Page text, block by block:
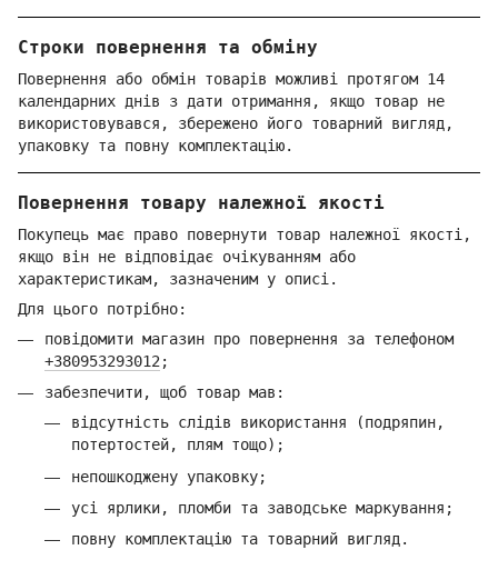
Строки повернення та обміну
Повернення або обмін товарів можливі протягом 14
календарних днів з дати отримання, якщо товар не
використовувався, збережено його товарний вигляд,
упаковку та повну комплектацію.
Повернення товару належної якості
Покупець має право повернути товар належної якості,
якщо він не відповідає очікуванням або
характеристикам, зазначеним у описі.
Для цього потрібно:
повідомити магазин про повернення за телефоном
+380953293012 ;
забезпечити, щоб товар мав:
відсутність слідів використання (подряпин,
потертостей, плям тощо);
непошкоджену упаковку;
усі ярлики, пломби та заводське маркування;
повну комплектацію та товарний вигляд.